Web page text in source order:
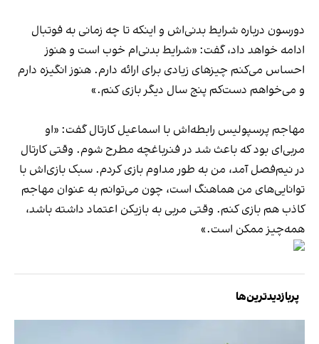
دورسون درباره شرایط بدنی‌اش و اینکه تا چه زمانی به فوتبال
ادامه خواهد داد، گفت: «شرایط بدنی‌ام خوب است و هنوز
احساس می‌کنم چیزهای زیادی برای ارائه دارم. هنوز انگیزه‌ دارم
و می‌خواهم دست‌کم پنج سال دیگر بازی کنم.»
مهاجم پرسپولیس رابطه‌اش با اسماعیل کارتال گفت: «او
مربی‌ای بود که باعث شد در فنرباغچه مطرح شوم. وقتی کارتال
در نیم‌فصل آمد، من به طور مداوم بازی کردم. سبک بازی‌اش با
توانایی‌های من هماهنگ است، چون می‌توانم به عنوان مهاجم
کاذب هم بازی کنم. وقتی مربی به بازیکن اعتماد داشته باشد،
همه‌چیز ممکن است.»
پربازدیدترین‌ها